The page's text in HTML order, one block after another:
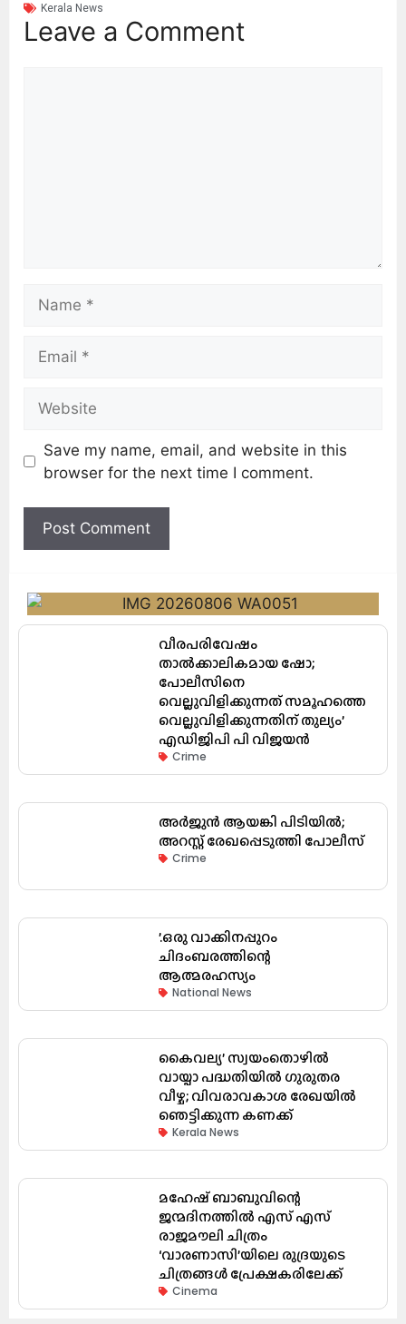
Kerala News
Leave a Comment
Save my name, email, and website in this
browser for the next time I comment.
വീരപരിവേഷം
താൽക്കാലികമായ ഷോ;
പോലീസിനെ
വെല്ലുവിളിക്കുന്നത് സമൂഹത്തെ
വെല്ലുവിളിക്കുന്നതിന് തുല്യം’
എഡിജിപി പി വിജയൻ
Crime
അർജുൻ ആയങ്കി പിടിയിൽ;
അറസ്റ്റ് രേഖപ്പെടുത്തി പോലീസ്
Crime
’.ഒരു വാക്കിനപ്പുറം
ചിദംബരത്തിന്റെ
ആത്മരഹസ്യം
National News
കൈവല്യ’ സ്വയംതൊഴിൽ
വായ്പാ പദ്ധതിയിൽ ഗുരുതര
വീഴ്ച; വിവരാവകാശ രേഖയിൽ
ഞെട്ടിക്കുന്ന കണക്ക്
Kerala News
മഹേഷ് ബാബുവിന്റെ
ജന്മദിനത്തിൽ എസ് എസ്
രാജമൗലി ചിത്രം
‘വാരണാസി’യിലെ രുദ്രയുടെ
ചിത്രങ്ങൾ പ്രേക്ഷകരിലേക്ക്
Cinema